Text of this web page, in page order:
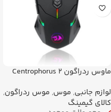
با سیم (Wired) – رابط USB
برند رپو
ماوس ردراگون Centrophorus 2
لوازم جانبی, موس, موس ردراگون,
کالای گیمینگ